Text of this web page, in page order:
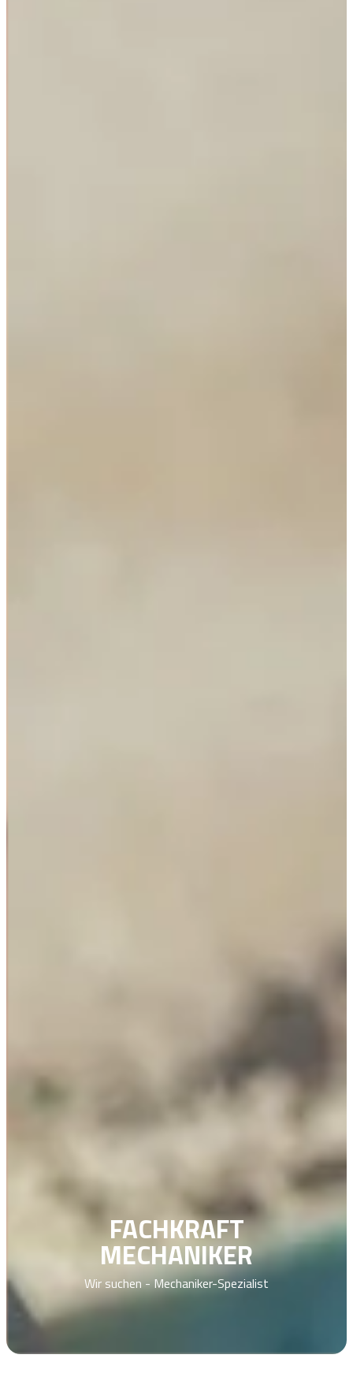
FACHKRAFT
MECHANIKER
Wir suchen - Mechaniker-Spezialist